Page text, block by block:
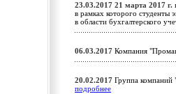
23.03.2017 21 марта 2017 г.
в рамках которого студенты
в области бухгалтерского
06.03.2017 Компания
20.02.2017 Группа компаний
подробнее